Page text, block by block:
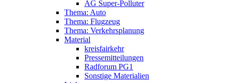
AG Super-Polluter
Thema: Auto
Thema: Flugzeug
Thema: Verkehrsplanung
Material
kreisfairkehr
Pressemitteilungen
Radforum PG1
Sonstige Materialien